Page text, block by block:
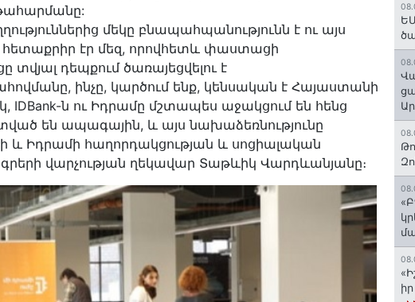
մեկը բնապահպանությունն է ու այս
հետաքրիր էր մեզ, որովհետև փաստացի
դեպքում ծառայեցվելու է
ինչը, կարծում ենք, կենսական է Հայաստանի
IDBank-ն ու Իդրամը մշտապես աջակցում են հենց
են ապագային, և այս նախաձեռնությունը
ի և Իդրամի հաղորդակցության և սոցիալական
վարչության ղեկավար Տաթևիկ Վարդևանյանը։